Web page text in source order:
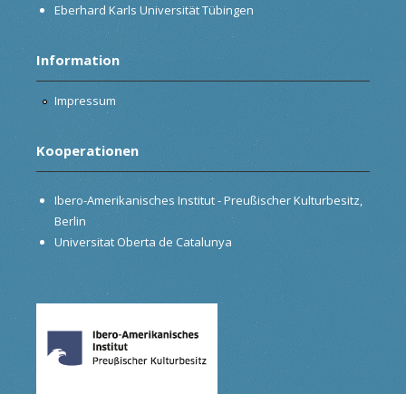
Eberhard Karls Universität Tübingen
Information
Impressum
Kooperationen
Ibero-Amerikanisches Institut - Preußischer Kulturbesitz,
Berlin
Universitat Oberta de Catalunya